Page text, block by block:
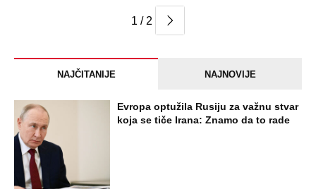
1 / 2
NAJČITANIJE NAJNOVIJE
Evropa optužila Rusiju za važnu stvar
koja se tiče Irana: Znamo da to rade